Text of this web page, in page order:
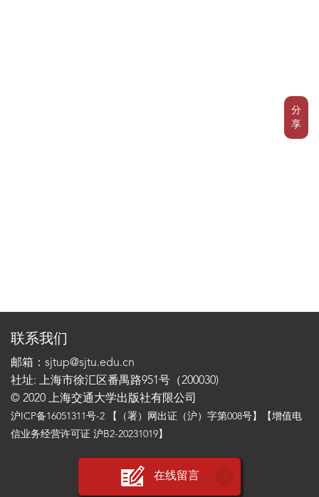
分
享
联系我们
邮箱：sjtup@sjtu.edu.cn
社址: 上海市徐汇区番禺路951号（200030)
© 2020 上海交通大学出版社有限公司
沪ICP备16051311号-2 【（署）网出证（沪）字第008号】【增值电
信业务经营许可证 沪B2-20231019】
在线留言